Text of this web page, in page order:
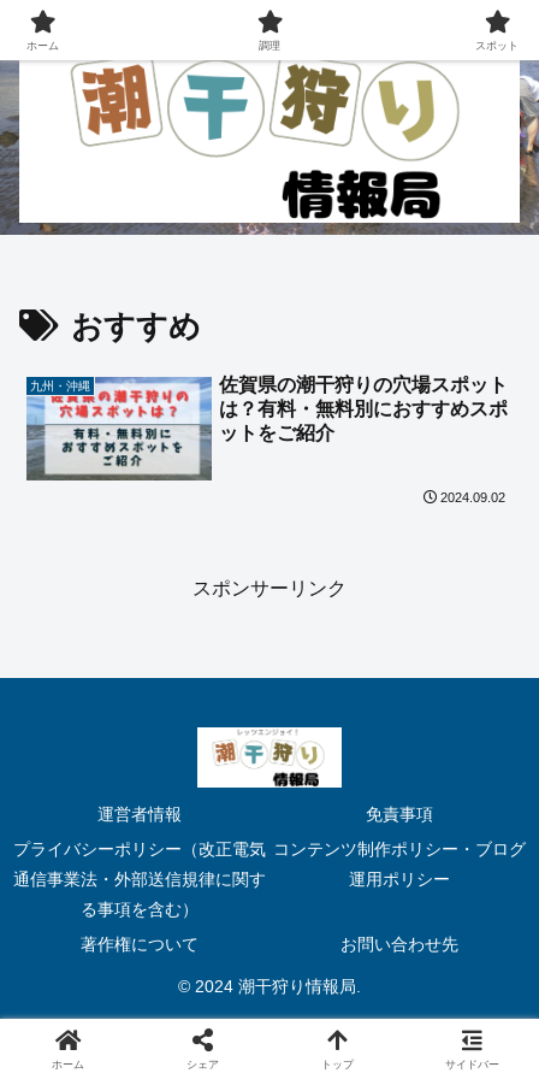
おすすめ
九州・沖縄
佐賀県の潮干狩りの穴場スポット
は？有料・無料別におすすめスポ
ットをご紹介
2024.09.02
スポンサーリンク
運営者情報
免責事項
プライバシーポリシー（改正電気
通信事業法・外部送信規律に関す
る事項を含む）
コンテンツ制作ポリシー・ブログ
運用ポリシー
著作権について お問い合わせ先
© 2024 潮干狩り情報局.
ホーム 調理 スポット
ホーム シェア トップ サイドバー